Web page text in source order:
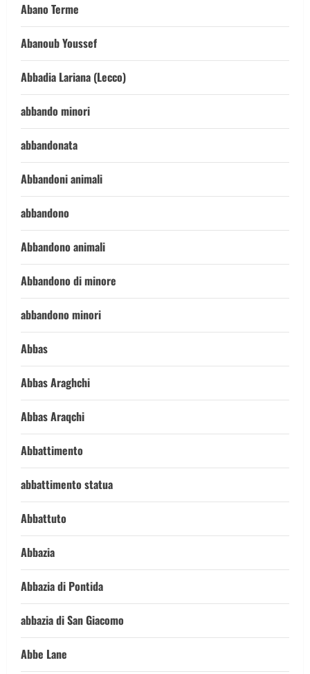
Abano Terme
Abanoub Youssef
Abbadia Lariana (Lecco)
abbando minori
abbandonata
Abbandoni animali
abbandono
Abbandono animali
Abbandono di minore
abbandono minori
Abbas
Abbas Araghchi
Abbas Araqchi
Abbattimento
abbattimento statua
Abbattuto
Abbazia
Abbazia di Pontida
abbazia di San Giacomo
Abbe Lane